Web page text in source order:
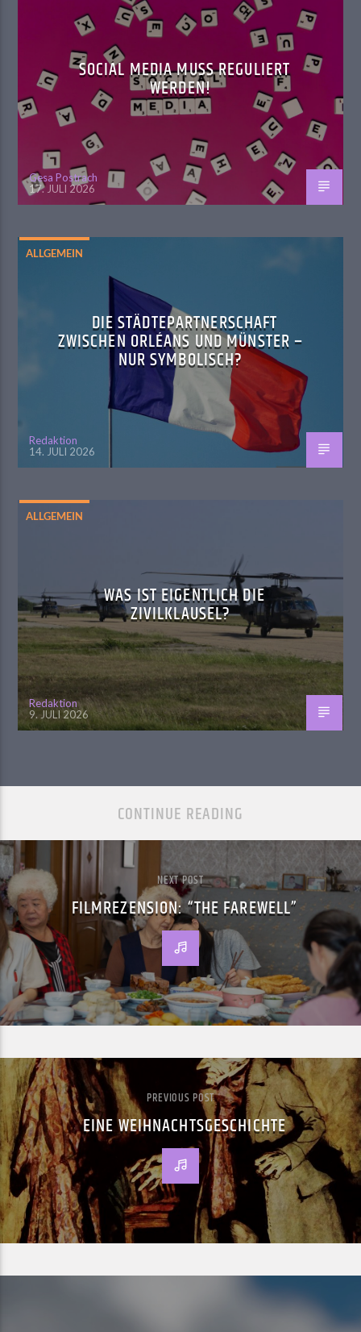
SOCIAL MEDIA MUSS REGULIERT
WERDEN!
Gesa Postrach
17. JULI 2026
ALLGEMEIN
DIE STÄDTEPARTNERSCHAFT
ZWISCHEN ORLÉANS UND MÜNSTER –
NUR SYMBOLISCH?
Redaktion
14. JULI 2026
ALLGEMEIN
WAS IST EIGENTLICH DIE
ZIVILKLAUSEL?
Redaktion
9. JULI 2026
CONTINUE READING
NEXT POST
FILMREZENSION: “THE FAREWELL”
PREVIOUS POST
EINE WEIHNACHTSGESCHICHTE